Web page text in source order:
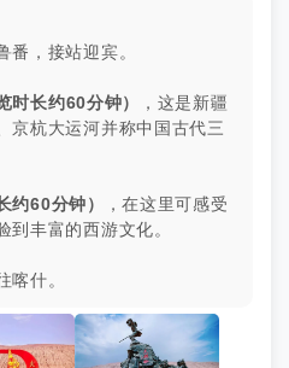
番，接站迎宾。
时长约60分钟）
，这是新疆
京杭大运河并称中国古代三
约60分钟）
，在这里可感受
到丰富的西游文化。
喀什。